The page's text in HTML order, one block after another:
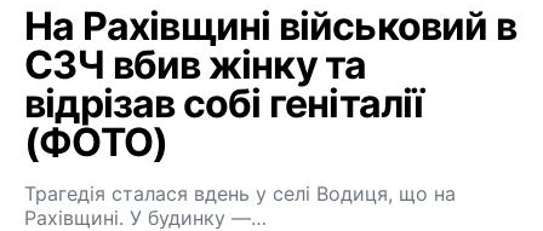
На Рахівщині військовий в
СЗЧ вбив жінку та
відрізав собі геніталії
(ФОТО)
Трагедія сталася вдень у селі Водиця, що на
Рахівщині. У будинку —…